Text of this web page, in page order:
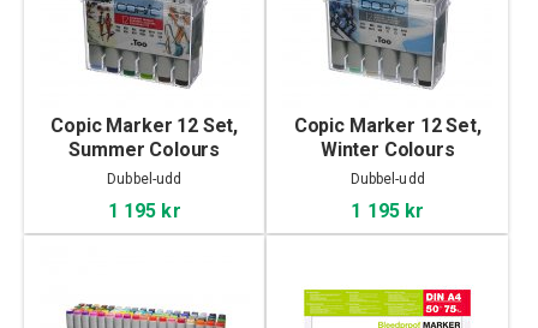
Copic Marker 12 Set,
Summer Colours
Dubbel-udd
1 195 kr
Copic Marker 12 Set,
Winter Colours
Dubbel-udd
1 195 kr